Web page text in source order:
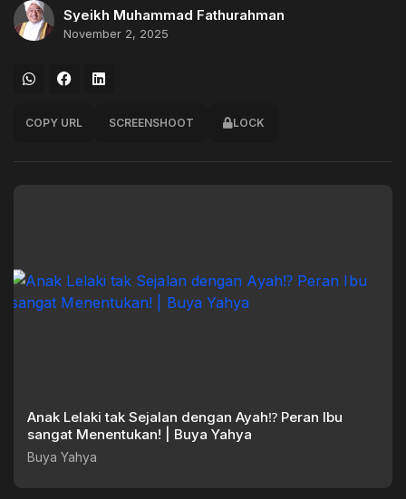
Syeikh Muhammad Fathurahman
November 2, 2025
COPY URL SCREENSHOOT LOCK
Anak Lelaki tak Sejalan dengan Ayah⁉️ Peran Ibu
sangat Menentukan! | Buya Yahya
Buya Yahya